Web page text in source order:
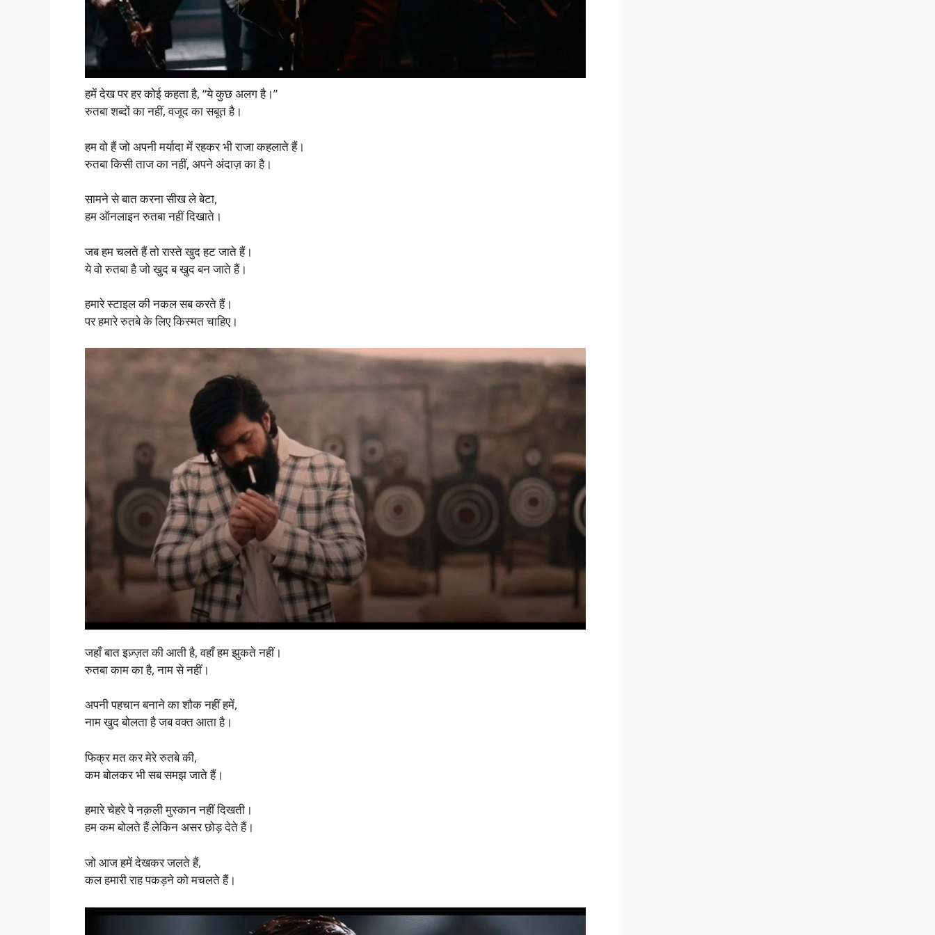
हमें देख पर हर कोई कहता है, “ये कुछ अलग है।”
रुतबा शब्दों का नहीं, वजूद का सबूत है।
हम वो हैं जो अपनी मर्यादा में रहकर भी राजा कहलाते हैं।
रुतबा किसी ताज का नहीं, अपने अंदाज़ का है।
सामने से बात करना सीख ले बेटा,
हम ऑनलाइन रुतबा नहीं दिखाते।
जब हम चलते हैं तो रास्ते खुद हट जाते हैं।
ये वो रुतबा है जो खुद ब खुद बन जाते हैं।
हमारे स्टाइल की नकल सब करते हैं।
पर हमारे रुतबे के लिए किस्मत चाहिए।
जहाँ बात इज़्ज़त की आती है, वहाँ हम झुकते नहीं।
रुतबा काम का है, नाम से नहीं।
अपनी पहचान बनाने का शौक नहीं हमें,
नाम खुद बोलता है जब वक्त आता है।
फिक्र मत कर मेरे रुतबे की,
कम बोलकर भी सब समझ जाते हैं।
हमारे चेहरे पे नक़ली मुस्कान नहीं दिखती।
हम कम बोलते हैं लेकिन असर छोड़ देते हैं।
जो आज हमें देखकर जलते हैं,
कल हमारी राह पकड़ने को मचलते हैं।